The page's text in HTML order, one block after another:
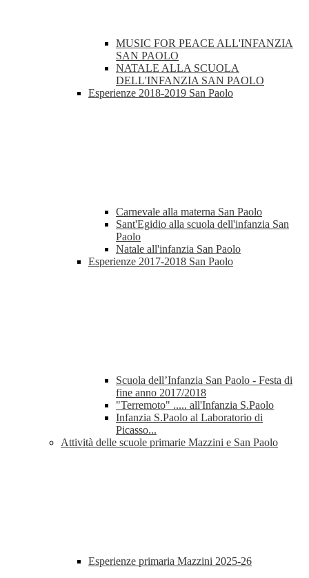
MUSIC FOR PEACE ALL'INFANZIA
SAN PAOLO
NATALE ALLA SCUOLA
DELL'INFANZIA SAN PAOLO
Esperienze 2018-2019 San Paolo
Carnevale alla materna San Paolo
Sant'Egidio alla scuola dell'infanzia San
Paolo
Natale all'infanzia San Paolo
Esperienze 2017-2018 San Paolo
Scuola dell’Infanzia San Paolo - Festa di
fine anno 2017/2018
"Terremoto" ..... all'Infanzia S.Paolo
Infanzia S.Paolo al Laboratorio di
Picasso...
Attività delle scuole primarie Mazzini e San Paolo
Esperienze primaria Mazzini 2025-26